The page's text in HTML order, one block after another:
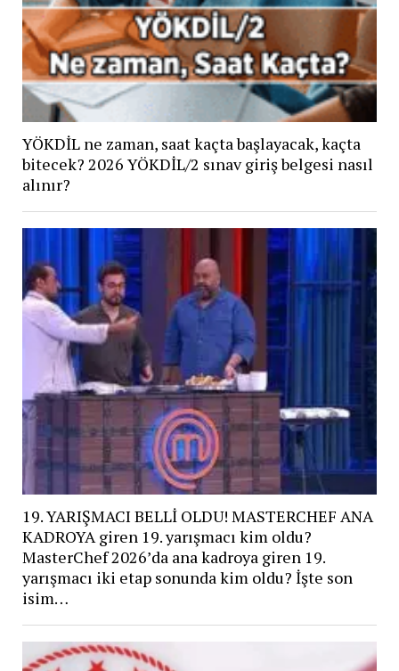
YÖKDİL ne zaman, saat kaçta başlayacak, kaçta
bitecek? 2026 YÖKDİL/2 sınav giriş belgesi nasıl
alınır?
19. YARIŞMACI BELLİ OLDU! MASTERCHEF ANA
KADROYA giren 19. yarışmacı kim oldu?
MasterChef 2026’da ana kadroya giren 19.
yarışmacı iki etap sonunda kim oldu? İşte son
isim…